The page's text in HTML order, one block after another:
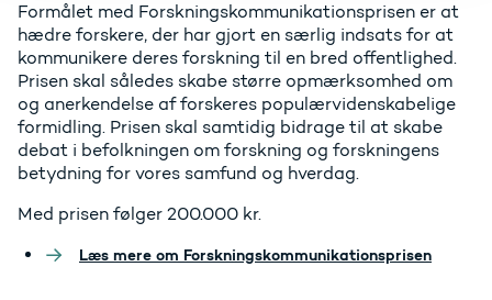
Formålet med Forskningskommunikationsprisen er at
hædre forskere, der har gjort en særlig indsats for at
kommunikere deres forskning til en bred offentlighed.
Prisen skal således skabe større opmærksomhed om
og anerkendelse af forskeres populærvidenskabelige
formidling. Prisen skal samtidig bidrage til at skabe
debat i befolkningen om forskning og forskningens
betydning for vores samfund og hverdag.
Med prisen følger 200.000 kr.
Læs mere om Forskningskommunikationsprisen